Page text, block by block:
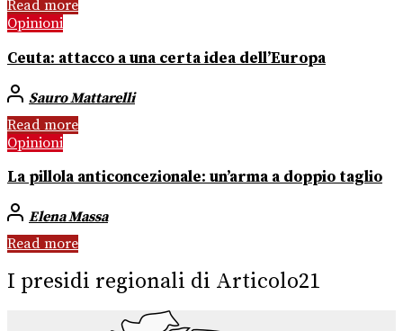
Read more
Opinioni
Ceuta: attacco a una certa idea dell’Europa
Sauro Mattarelli
Read more
Opinioni
La pillola anticoncezionale: un’arma a doppio taglio
Elena Massa
Read more
I presidi regionali di Articolo21